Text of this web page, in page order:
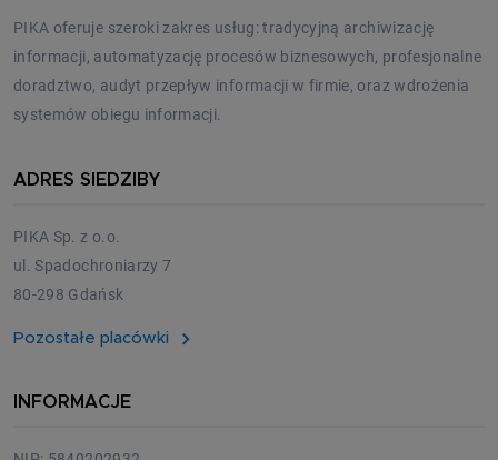
PIKA oferuje szeroki zakres usług: tradycyjną archiwizację
informacji, automatyzację procesów biznesowych, profesjonalne
doradztwo, audyt przepływ informacji w firmie, oraz wdrożenia
systemów obiegu informacji.
ADRES SIEDZIBY
PIKA Sp. z o.o.
ul. Spadochroniarzy 7
80-298 Gdańsk
Pozostałe placówki
INFORMACJE